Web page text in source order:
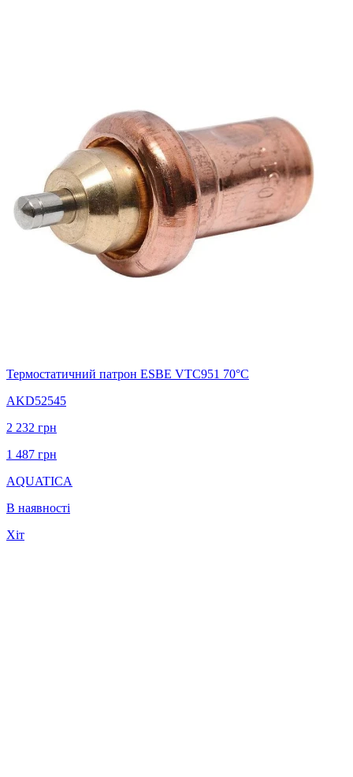
Термостатичний патрон ESBE VTC951 70°С
AKD52545
2 232 грн
1 487 грн
AQUATICA
В наявності
Хіт